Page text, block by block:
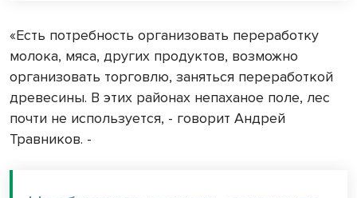
«Есть потребность организовать переработку
молока, мяса, других продуктов, возможно
организовать торговлю, заняться переработкой
древесины. В этих районах непаханое поле, лес
почти не используется, - говорит Андрей
Травников. -